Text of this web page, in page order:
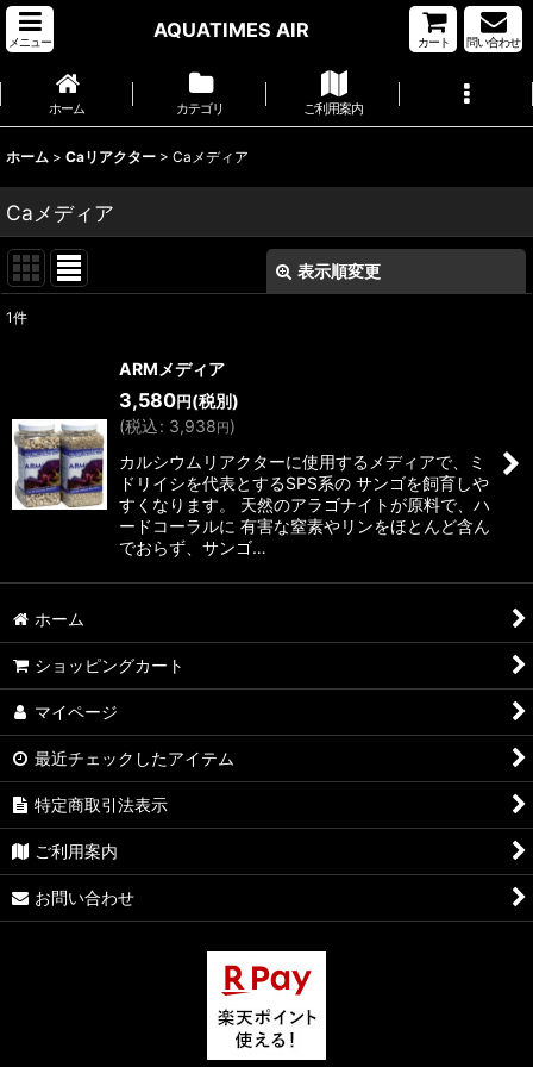
メニュー
AQUATIMES AIR
カート 問い合わせ
ホーム カテゴリ ご利用案内
ホーム > Caリアクター > Caメディア
Caメディア
表示順変更
絞り込む
1件
ARMメディア
3,580円 (税別)
(税込: 3,938円)
カルシウムリアクターに使用するメディアで、ミ
ドリイシを代表とするSPS系の サンゴを飼育しや
すくなります。 天然のアラゴナイトが原料で、ハ
ードコーラルに 有害な窒素やリンをほとんど含ん
でおらず、サンゴ…
ホーム
ショッピングカート
マイページ
最近チェックしたアイテム
特定商取引法表示
ご利用案内
お問い合わせ